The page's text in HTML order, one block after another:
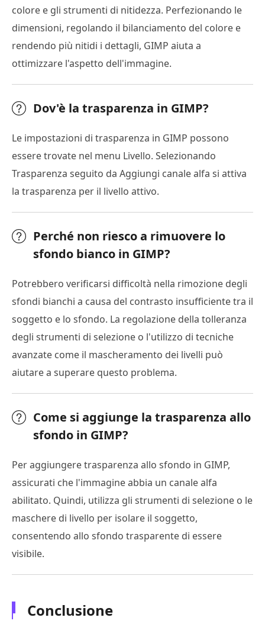
colore e gli strumenti di nitidezza. Perfezionando le
dimensioni, regolando il bilanciamento del colore e
rendendo più nitidi i dettagli, GIMP aiuta a
ottimizzare l'aspetto dell'immagine.
Dov'è la trasparenza in GIMP?
Le impostazioni di trasparenza in GIMP possono
essere trovate nel menu Livello. Selezionando
Trasparenza seguito da Aggiungi canale alfa si attiva
la trasparenza per il livello attivo.
Perché non riesco a rimuovere lo
sfondo bianco in GIMP?
Potrebbero verificarsi difficoltà nella rimozione degli
sfondi bianchi a causa del contrasto insufficiente tra il
soggetto e lo sfondo. La regolazione della tolleranza
degli strumenti di selezione o l'utilizzo di tecniche
avanzate come il mascheramento dei livelli può
aiutare a superare questo problema.
Come si aggiunge la trasparenza allo
sfondo in GIMP?
Per aggiungere trasparenza allo sfondo in GIMP,
assicurati che l'immagine abbia un canale alfa
abilitato. Quindi, utilizza gli strumenti di selezione o le
maschere di livello per isolare il soggetto,
consentendo allo sfondo trasparente di essere
visibile.
Conclusione